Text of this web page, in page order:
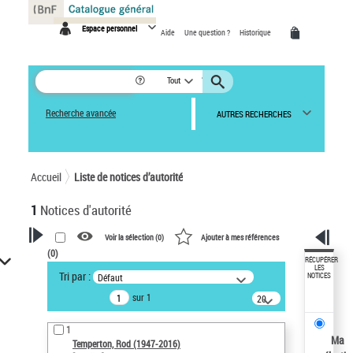
Espace personnel Aide Une question ? Historique
Tout
Recherche avancée AUTRES RECHERCHES
Accueil Liste de notices d’autorité
1 Notices d'autorité
VOTRE RECHERCHE
Recherche avancée dans les
notices d’autorité
Œuvres liées à l'auteur :
Temperton, Rod (1947-2016)
Voir la sélection (0) Ajouter à mes références
(0)
Tri par : Défaut
sur 1
20
résultats/page
1
Temperton, Rod (1947-2016)
RÉCUPÉRER
LES
NOTICES
Ma
Panneau de gestion des cookies